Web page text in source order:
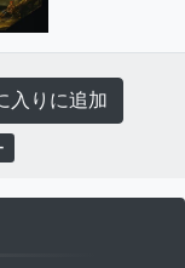
りに追加